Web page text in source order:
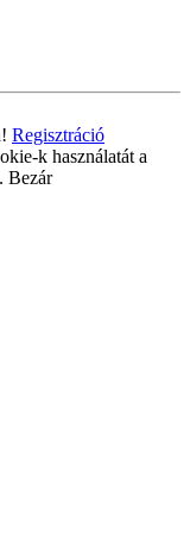
Regisztráció
k használatát a
Bezár